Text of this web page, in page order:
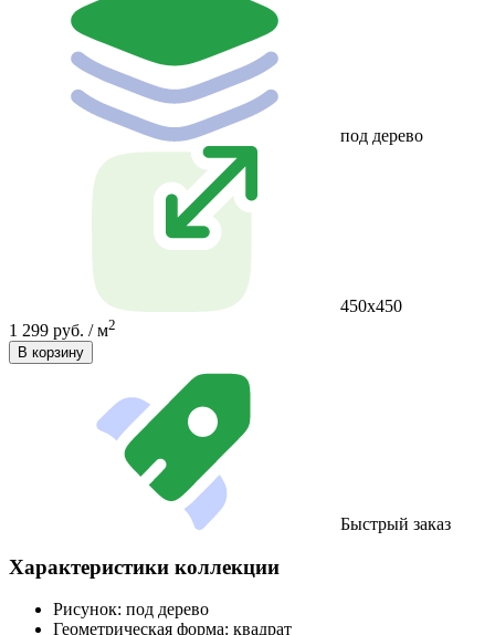
под дерево
450x450
1 299 руб. / м2
В корзину
Быстрый заказ
Характеристики коллекции
Рисунок: под дерево
Геометрическая форма: квадрат